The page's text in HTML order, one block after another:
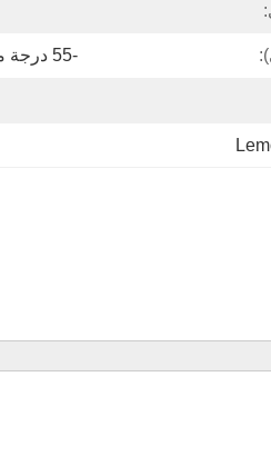
-55 درجة مئوية / + 250 درجة مئوية